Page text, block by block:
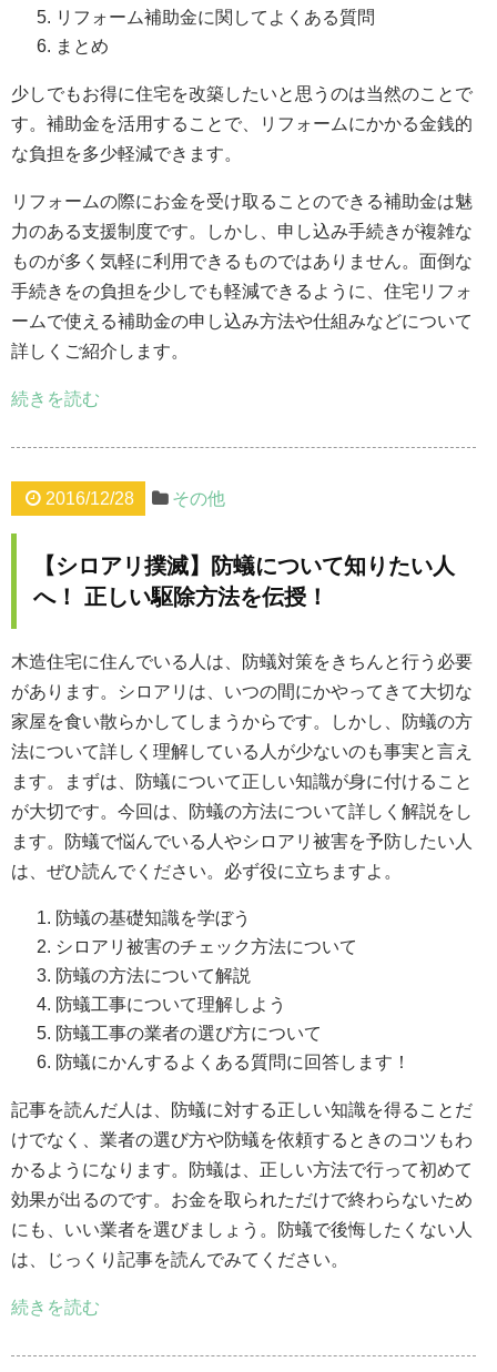
リフォーム補助金に関してよくある質問
まとめ
少しでもお得に住宅を改築したいと思うのは当然のことで
す。補助金を活用することで、リフォームにかかる金銭的
な負担を多少軽減できます。
リフォームの際にお金を受け取ることのできる補助金は魅
力のある支援制度です。しかし、申し込み手続きが複雑な
ものが多く気軽に利用できるものではありません。面倒な
手続きをの負担を少しでも軽減できるように、住宅リフォ
ームで使える補助金の申し込み方法や仕組みなどについて
詳しくご紹介します。
続きを読む
2016/12/28 その他
【シロアリ撲滅】防蟻について知りたい人
へ！ 正しい駆除方法を伝授！
木造住宅に住んでいる人は、防蟻対策をきちんと行う必要
があります。シロアリは、いつの間にかやってきて大切な
家屋を食い散らかしてしまうからです。しかし、防蟻の方
法について詳しく理解している人が少ないのも事実と言え
ます。まずは、防蟻について正しい知識が身に付けること
が大切です。今回は、防蟻の方法について詳しく解説をし
ます。防蟻で悩んでいる人やシロアリ被害を予防したい人
は、ぜひ読んでください。必ず役に立ちますよ。
防蟻の基礎知識を学ぼう
シロアリ被害のチェック方法について
防蟻の方法について解説
防蟻工事について理解しよう
防蟻工事の業者の選び方について
防蟻にかんするよくある質問に回答します！
記事を読んだ人は、防蟻に対する正しい知識を得ることだ
けでなく、業者の選び方や防蟻を依頼するときのコツもわ
かるようになります。防蟻は、正しい方法で行って初めて
効果が出るのです。お金を取られただけで終わらないため
にも、いい業者を選びましょう。防蟻で後悔したくない人
は、じっくり記事を読んでみてください。
続きを読む